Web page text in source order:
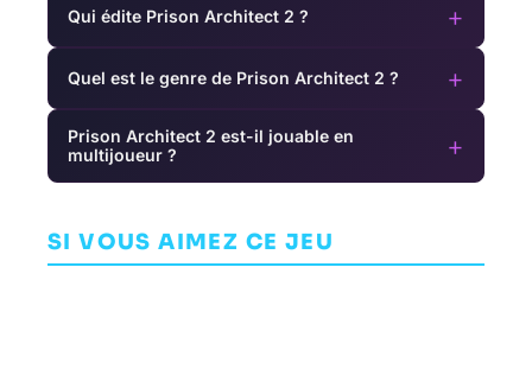
Qui édite Prison Architect 2 ? +
Quel est le genre de Prison Architect 2 ? +
Prison Architect 2 est-il jouable en
multijoueur ?
+
SI VOUS AIMEZ CE JEU
Federation
Force
AVENTURE
AVENTURE